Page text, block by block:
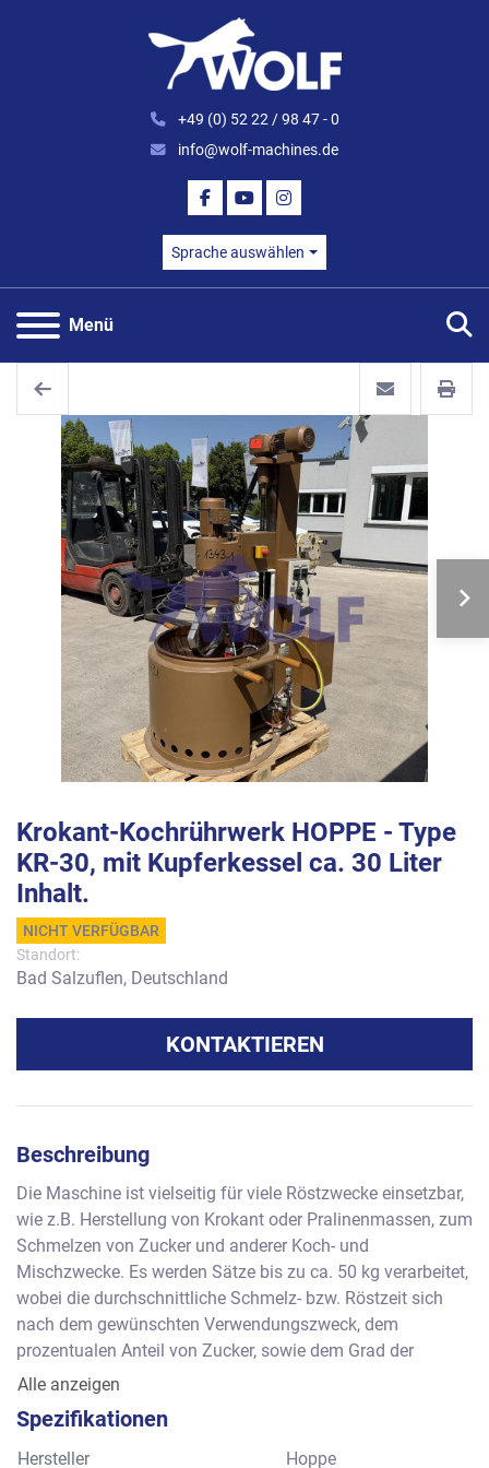
+49 (0) 52 22 / 98 47 - 0
info@wolf-machines.de
FACEBOOK
YOUTUBEINSTAGRAM
Sprache auswählen
Menü
Krokant-Kochrührwerk HOPPE - Type
KR-30, mit Kupferkessel ca. 30 Liter
Inhalt.
NICHT VERFÜGBAR
Standort:
Bad Salzuflen, Deutschland
KONTAKTIEREN
Beschreibung
Die Maschine ist vielseitig für viele Röstzwecke einsetzbar,
wie z.B. Herstellung von Krokant oder Pralinenmassen, zum
Schmelzen von Zucker und anderer Koch- und
Mischzwecke. Es werden Sätze bis zu ca. 50 kg verarbeitet,
wobei die durchschnittliche Schmelz- bzw. Röstzeit sich
nach dem gewünschten Verwendungszweck, dem
prozentualen Anteil von Zucker, sowie dem Grad der
Röstung richtet. Der Antrieb des Rührarms mit den sich
Getriebemotor, wodurch eine gute und schonende
Umwälzung des zu röstenden Gutes gewährleistet ist. Nach
Alle anzeigen
Spezifikationen
Hersteller
Hoppe